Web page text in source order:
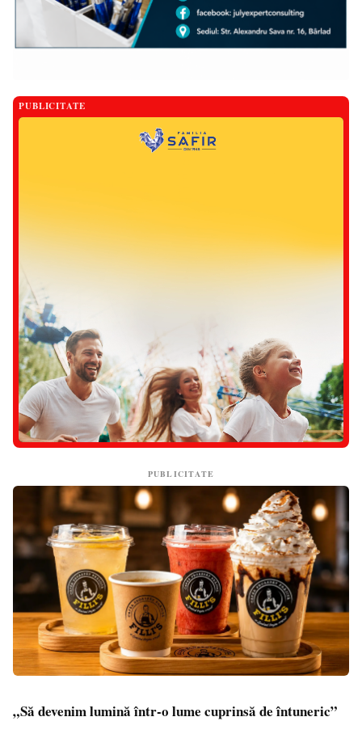
PUBLICITATE
PUBLICITATE
„Să devenim lumină într-o lume cuprinsă de întuneric”